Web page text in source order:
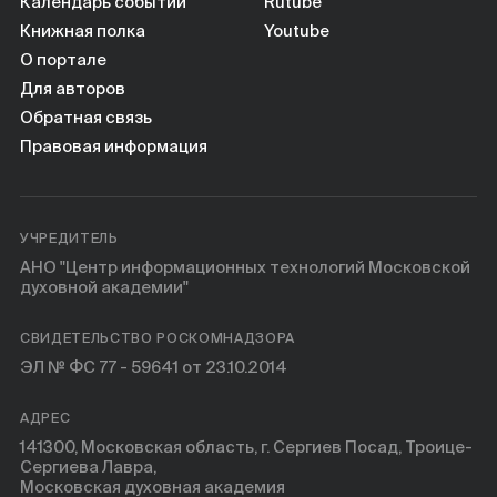
Книжная полка
О портале
Для авторов
Обратная связь
Правовая информация
Youtube
УЧРЕДИТЕЛЬ
АНО "Центр информационных технологий Московской
духовной академии"
СВИДЕТЕЛЬСТВО РОСКОМНАДЗОРА
ЭЛ № ФС 77 - 59641 от 23.10.2014
АДРЕС
141300, Московская область, г. Сергиев Посад, Троице-
Сергиева Лавра,
Московская духовная академия